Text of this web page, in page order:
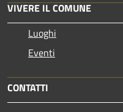
VIVERE IL COMUNE
Luoghi
Eventi
CONTATTI